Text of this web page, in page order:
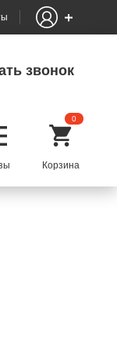
звонок
0